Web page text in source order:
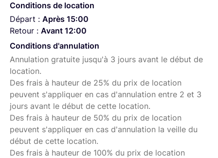
Conditions de location
Départ : Après 15:00
Retour : Avant 12:00
Conditions d'annulation
Annulation gratuite jusqu'à 3 jours avant le début de
location.
Des frais à hauteur de 25% du prix de location
peuvent s'appliquer en cas d'annulation entre 2 et 3
jours avant le début de cette location.
Des frais à hauteur de 50% du prix de location
peuvent s'appliquer en cas d'annulation la veille du
début de cette location.
Des frais à hauteur de 100% du prix de location